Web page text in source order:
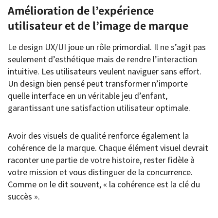
Amélioration de l’expérience
utilisateur et de l’image de marque
Le design UX/UI joue un rôle primordial. Il ne s’agit pas
seulement d’esthétique mais de rendre l’interaction
intuitive. Les utilisateurs veulent naviguer sans effort.
Un design bien pensé peut transformer n’importe
quelle interface en un véritable jeu d’enfant,
garantissant une satisfaction utilisateur optimale.
Avoir des visuels de qualité renforce également la
cohérence de la marque. Chaque élément visuel devrait
raconter une partie de votre histoire, rester fidèle à
votre mission et vous distinguer de la concurrence.
Comme on le dit souvent, « la cohérence est la clé du
succès ».